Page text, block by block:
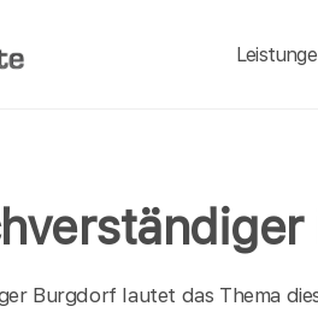
Burgdorf lautet das Thema